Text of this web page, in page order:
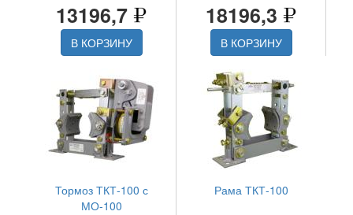
13196,7
В КОРЗИНУ
18196,3
В КОРЗИНУ
Тормоз ТКТ-100 с
МО-100
Рама ТКТ-100